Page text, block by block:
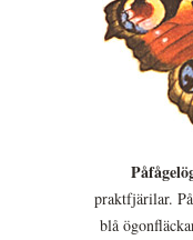
praktfjärilar.
blå